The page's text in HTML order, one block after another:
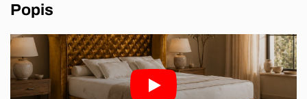
Popis